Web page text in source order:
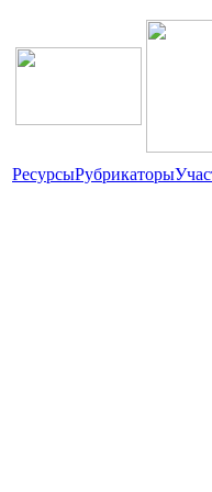
РесурсыРубрикаторы